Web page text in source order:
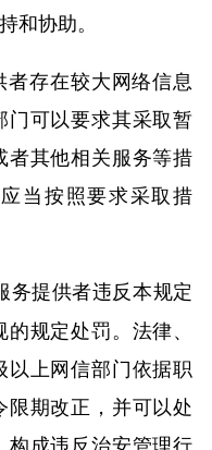
和协助。
存在较大网络信息
门可以要求其采取暂
者其他相关服务等措
当按照要求采取措
务提供者违反本规定
规定处罚。法律、
上网信部门依据职
期改正，并可以处
构成违反治安管理行